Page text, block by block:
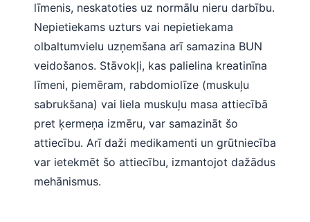
līmenis, neskatoties uz normālu nieru darbību.
Nepietiekams uzturs vai nepietiekama
olbaltumvielu uzņemšana arī samazina BUN
veidošanos. Stāvokļi, kas palielina kreatinīna
līmeni, piemēram, rabdomiolīze (muskuļu
sabrukšana) vai liela muskuļu masa attiecībā
pret ķermeņa izmēru, var samazināt šo
attiecību. Arī daži medikamenti un grūtniecība
var ietekmēt šo attiecību, izmantojot dažādus
mehānismus.